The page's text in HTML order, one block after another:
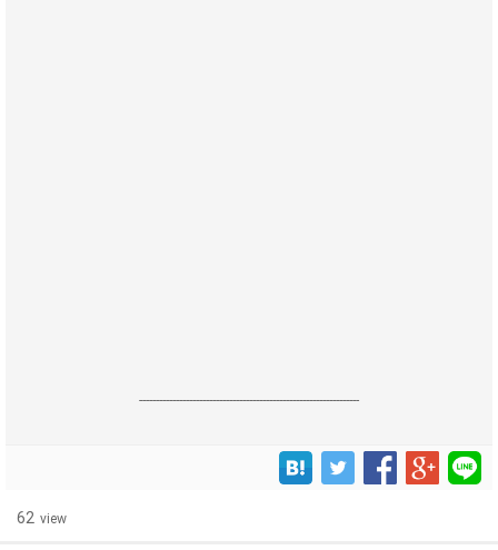
------------------------------------------------------------------
62 view